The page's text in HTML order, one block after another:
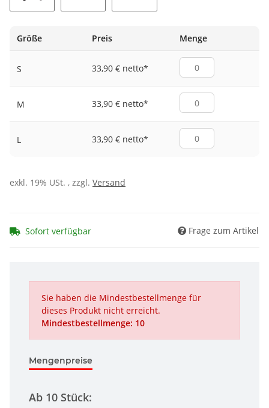
Größe
Preis Menge
S 33,90 € netto*
M 33,90 € netto*
L 33,90 € netto*
exkl. 19% USt. , zzgl. Versand
Sofort verfügbar Frage zum Artikel
Sie haben die Mindestbestellmenge für
dieses Produkt nicht erreicht.
Mindestbestellmenge: 10
Mengenpreise
Ab 10 Stück: